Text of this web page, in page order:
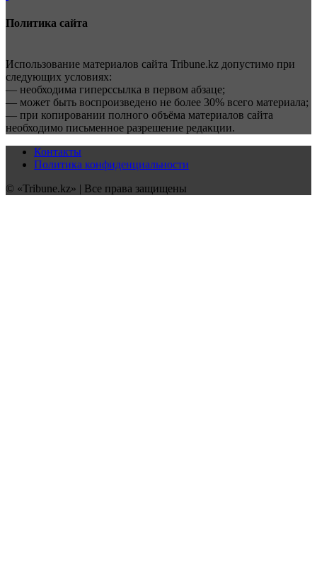
Политика сайта
Использование материалов сайта Tribune.kz допустимо при
следующих условиях:
— необходима гиперссылка в первом абзаце;
— может быть воспроизведено не более 30% всего материала;
— при копировании полного объёма материалов сайта
необходимо письменное разрешение редакции.
Контакты
Политика конфиденциальности
© «Tribune.kz» | Все права защищены